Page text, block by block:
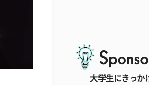
大学生にきっか